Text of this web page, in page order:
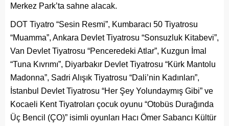
Merkez Park’ta sahne alacak.
DOT Tiyatro “Sesin Resmi”, Kumbaracı 50 Tiyatrosu
“Muamma”, Ankara Devlet Tiyatrosu “Sonsuzluk Kitabevi”,
Van Devlet Tiyatrosu “Penceredeki Atlar”, Kuzgun İmal
“Tuna Kıvrımı”, Diyarbakır Devlet Tiyatrosu “Kürk Mantolu
Madonna”, Sadri Alışık Tiyatrosu “Dali’nin Kadınları”,
İstanbul Devlet Tiyatrosu “Her Şey Yolundaymış Gibi” ve
Kocaeli Kent Tiyatroları çocuk oyunu “Otobüs Durağında
Üç Bencil (ÇO)” isimli oyunları Hacı Ömer Sabancı Kültür